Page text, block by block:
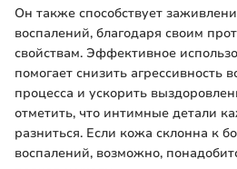
Он также способствует
воспалений, благодаря своим
свойствам. Эффективное
помогает снизить агрессивность
процесса и ускорить
отметить, что интимные детали
разниться. Если кожа склонна к
воспалений, возможно,